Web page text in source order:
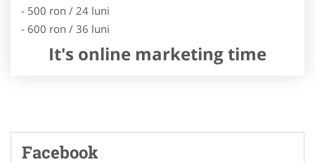
- 500 ron / 24 luni
- 600 ron / 36 luni
It's online marketing time
Facebook